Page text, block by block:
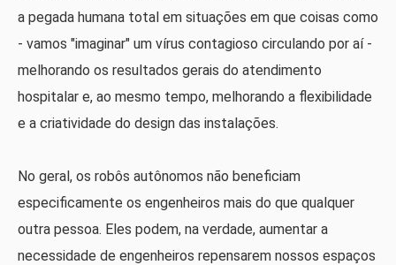
a pegada humana total em situações em que coisas como
- vamos "imaginar" um vírus contagioso circulando por aí -
melhorando os resultados gerais do atendimento
hospitalar e, ao mesmo tempo, melhorando a flexibilidade
e a criatividade do design das instalações.
No geral, os robôs autônomos não beneficiam
especificamente os engenheiros mais do que qualquer
outra pessoa. Eles podem, na verdade, aumentar a
necessidade de engenheiros repensarem nossos espaços